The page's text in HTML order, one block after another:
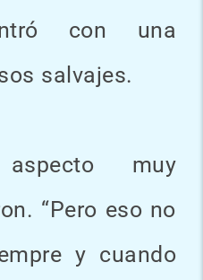
con una
salvajes.
muy
“Pero eso no
y cuando